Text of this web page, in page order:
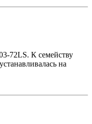
72LS. К семейству
на